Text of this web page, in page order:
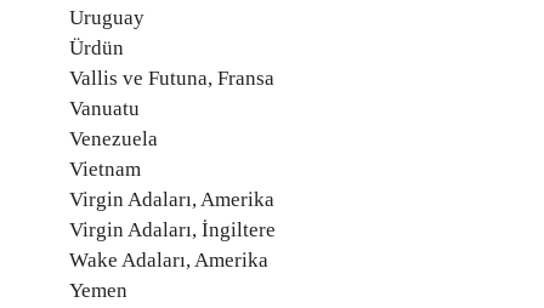
Uruguay
Ürdün
Vallis ve Futuna, Fransa
Vanuatu
Venezuela
Vietnam
Virgin Adaları, Amerika
Virgin Adaları, İngiltere
Wake Adaları, Amerika
Yemen